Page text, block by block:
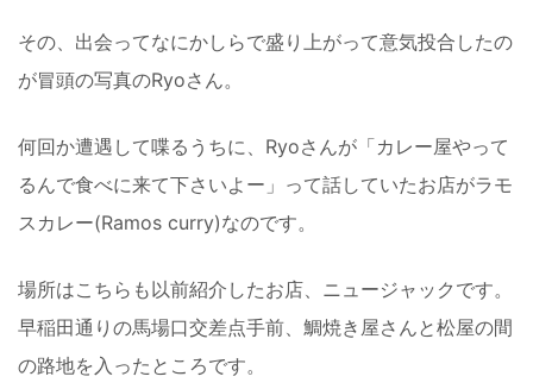
その、出会ってなにかしらで盛り上がって意気投合したの
が冒頭の写真のRyoさん。
何回か遭遇して喋るうちに、Ryoさんが「カレー屋やって
るんで食べに来て下さいよー」って話していたお店がラモ
スカレー(Ramos curry)なのです。
場所はこちらも以前紹介したお店、ニュージャックです。
早稲田通りの馬場口交差点手前、鯛焼き屋さんと松屋の間
の路地を入ったところです。